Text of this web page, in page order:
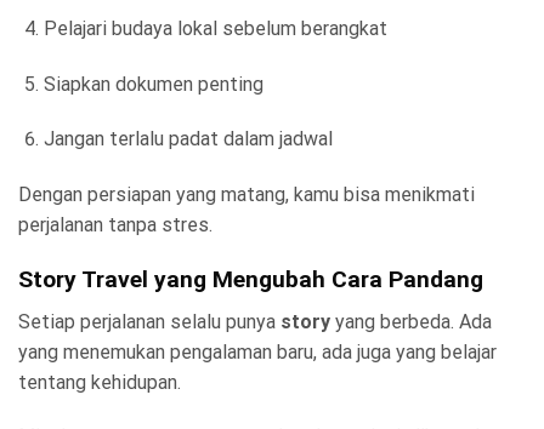
Pelajari budaya lokal sebelum berangkat
Siapkan dokumen penting
Jangan terlalu padat dalam jadwal
Dengan persiapan yang matang, kamu bisa menikmati
perjalanan tanpa stres.
Story Travel yang Mengubah Cara Pandang
Setiap perjalanan selalu punya story yang berbeda. Ada
yang menemukan pengalaman baru, ada juga yang belajar
tentang kehidupan.